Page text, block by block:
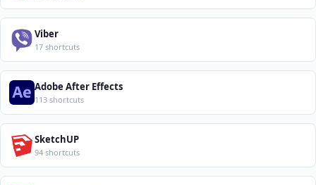
Viber
17 shortcuts
Adobe After Effects
113 shortcuts
SketchUP
94 shortcuts